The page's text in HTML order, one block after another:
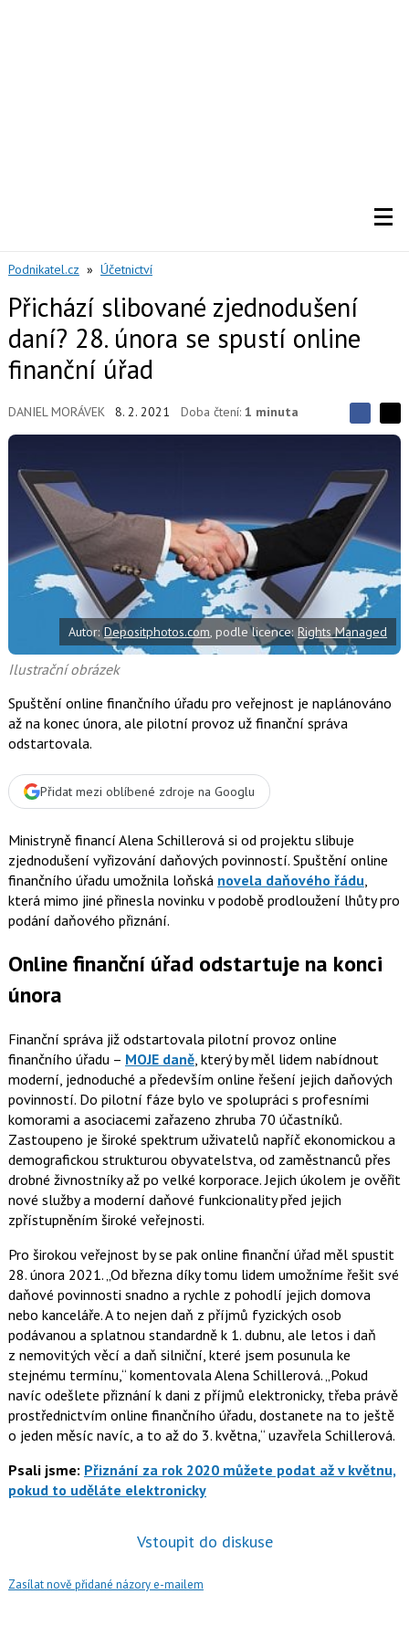
Podnikatel.cz » Účetnictví
Přichází slibované zjednodušení
daní? 28. února se spustí online
finanční úřad
DANIEL MORÁVEK 8. 2. 2021 Doba čtení: 1 minuta
S
í
l
e
t
S
e
j
t
e
n
c
e
b
o
o
k
a
í
X
Autor:Depositphotos.com, podle licence:Rights Managed
Ilustrační obrázek
Spuštění online finančního úřadu pro veřejnost je naplánováno
až na konec února, ale pilotní provoz už finanční správa
odstartovala.
Přidat mezi oblíbené zdroje na Googlu
Ministryně financí Alena Schillerová si od projektu slibuje
zjednodušení vyřizování daňových povinností. Spuštění online
finančního úřadu umožnila loňská novela daňového řádu,
která mimo jiné přinesla novinku v podobě prodloužení lhůty pro
podání daňového přiznání.
Online finanční úřad odstartuje na konci
února
Finanční správa již odstartovala pilotní provoz online
finančního úřadu – MOJE daně, který by měl lidem nabídnout
moderní, jednoduché a především online řešení jejich daňových
povinností. Do pilotní fáze bylo ve spolupráci s profesními
komorami a asociacemi zařazeno zhruba 70 účastníků.
Zastoupeno je široké spektrum uživatelů napříč ekonomickou a
demografickou strukturou obyvatelstva, od zaměstnanců přes
drobné živnostníky až po velké korporace. Jejich úkolem je ověřit
nové služby a moderní daňové funkcionality před jejich
zpřístupněním široké veřejnosti.
Pro širokou veřejnost by se pak online finanční úřad měl spustit
28. února 2021. Od března díky tomu lidem umožníme řešit své
daňové povinnosti snadno a rychle z pohodlí jejich domova
nebo kanceláře. A to nejen daň z příjmů fyzických osob
podávanou a splatnou standardně k 1. dubnu, ale letos i daň
z nemovitých věcí a daň silniční, které jsem posunula ke
stejnému termínu, komentovala Alena Schillerová. Pokud
navíc odešlete přiznání k dani z příjmů elektronicky, třeba právě
prostřednictvím online finančního úřadu, dostanete na to ještě
o jeden měsíc navíc, a to až do 3. května, uzavřela Schillerová.
Psali jsme: Přiznání za rok 2020 můžete podat až v květnu,
pokud to uděláte elektronicky
Vstoupit do diskuse
Zasílat nově přidané názory e-mailem